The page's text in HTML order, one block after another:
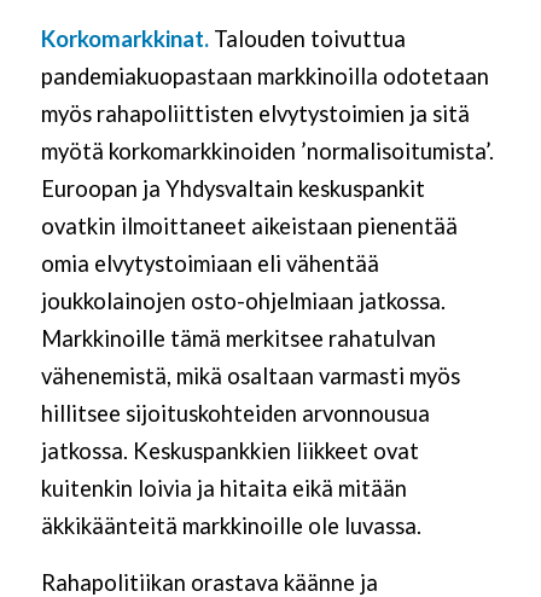
Korkomarkkinat. Talouden toivuttua
pandemiakuopastaan markkinoilla odotetaan
myös rahapoliittisten elvytystoimien ja sitä
myötä korkomarkkinoiden ’normalisoitumista’.
Euroopan ja Yhdysvaltain keskuspankit
ovatkin ilmoittaneet aikeistaan pienentää
omia elvytystoimiaan eli vähentää
joukkolainojen osto-ohjelmiaan jatkossa.
Markkinoille tämä merkitsee rahatulvan
vähenemistä, mikä osaltaan varmasti myös
hillitsee sijoituskohteiden arvonnousua
jatkossa. Keskuspankkien liikkeet ovat
kuitenkin loivia ja hitaita eikä mitään
äkkikäänteitä markkinoille ole luvassa.
Rahapolitiikan orastava käänne ja